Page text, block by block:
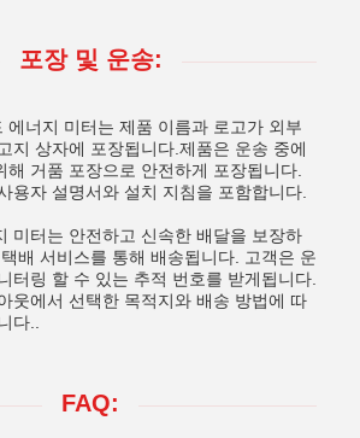
포장 및 운송:
에너지 미터는 제품 이름과 로고가 외부
지 상자에 포장됩니다.제품은 운송 중에
해 거품 포장으로 안전하게 포장됩니다.
용자 설명서와 설치 지침을 포함합니다.
미터는 안전하고 신속한 배달을 보장하
배 서비스를 통해 배송됩니다. 고객은 운
터링 할 수 있는 추적 번호를 받게됩니다.
웃에서 선택한 목적지와 배송 방법에 따
다..
FAQ: